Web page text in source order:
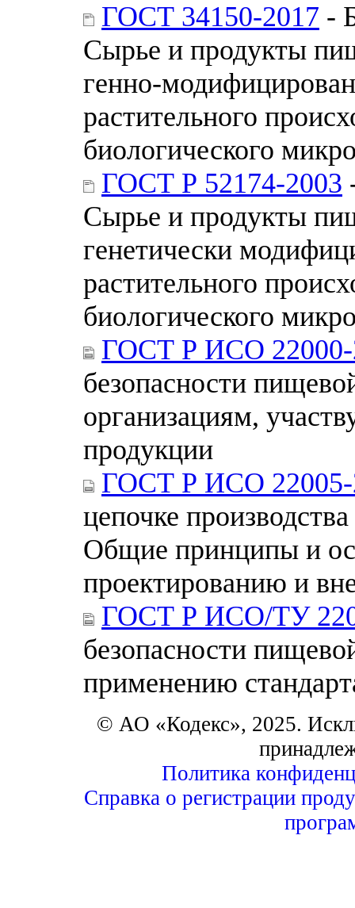
ГОСТ 34150-2017 -
Сырье и продукты
генно-
растительного
биологического
ГОСТ Р 52174-2003
Сырье и продукты
генетически
растительного
биологического
ГОСТ Р ИСО 22000-
безопасности
организациям,
продукции
ГОСТ Р ИСО 22005-
цепочке
Общие принципы и
проектированию и
ГОСТ Р ИСО/ТУ
безопасности
применению
© АО «Кодекс», 2025.
Политика
Справка о регистрации